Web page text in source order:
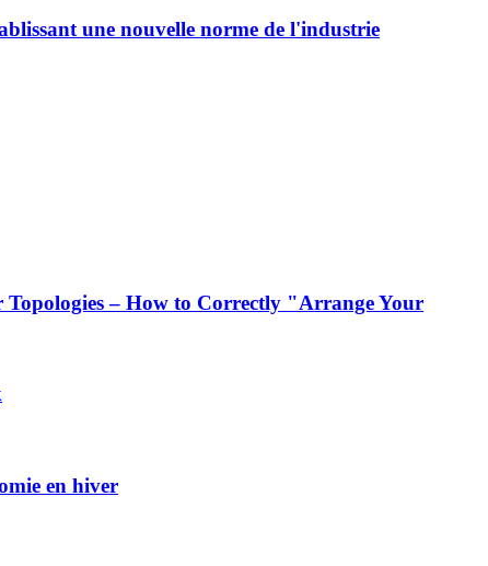
une nouvelle norme de l'industrie
– How to Correctly "Arrange Your
en hiver